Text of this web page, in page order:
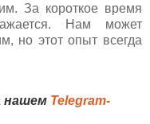
За короткое время
Нам может
но этот опыт всегда
нашем Telegram-